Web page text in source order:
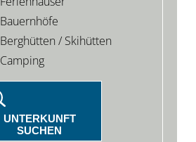
Bauernhöfe
Berghütten / Skihütten
Camping
UNTERKUNFT
SUCHEN